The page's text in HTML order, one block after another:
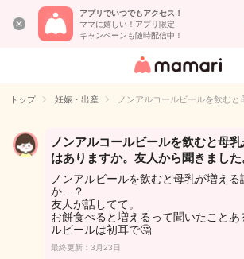
アプリでいつでもアクセス！
ママに嬉しい！アプリ限定
キャンペーンも随時配信中！
女性専用匿名QA
イト
トップ 妊娠・出産 ノンアルコールビールを飲む
ノンアルコールビールを飲むと母
はありますか。友人から聞きました
ノンアルビールを飲むと母乳が増える
か…？
友人が話してて。
お餅食べると増えるって聞いたことあ
ルビールは初耳で🤔
最終更新：3月23日